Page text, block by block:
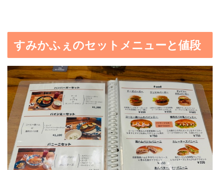
すみかふぇのセットメニューと値段